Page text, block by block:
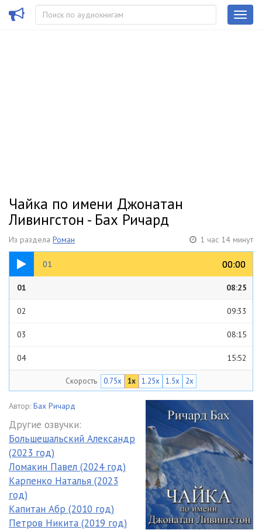
Чайка по имени Джонатан
Ливингстон - Бах Ричард
Из раздела Роман 1 час 14 минут
01 00:00
00:00
08:25
01 08:25
02 09:33
03 08:15
04 15:52
06
07 08:35
Скорость 0.75x 1x 1.25x 1.5x 2x
Автор: Бах Ричард
Другие озвучки:
Большешальский Александр
(2023 год)
Ломакин Павел (2024 год)
Карпенко Наталья (2023
год)
Капитан Абр (2010 год)
Петров Никита (2019 год)